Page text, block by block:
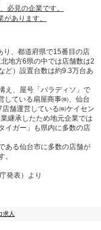
必見の企業です。
あります。
り、都道府県で15番目の店
地方6県の中では店舗数は2
ど）設置台数は約9.3万台あ
え、屋号「パラディソ」で
している扇屋商事㈱、仙台
舗運営している㈱ケイセン
継承したため地元企業では
イガー」も県内に多数の店
ある仙台市に多数の店舗が
。
発表）より
求人